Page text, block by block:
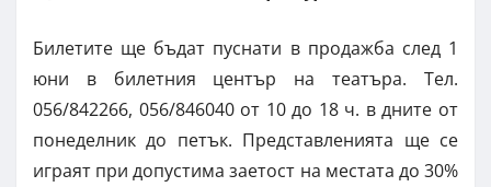
Билетите ще бъдат пуснати в продажба след 1
юни в билетния център на театъра. Тел.
056/842266, 056/846040 от 10 до 18 ч. в дните от
понеделник до петък. Представленията ще се
играят при допустима заетост на местата до 30%